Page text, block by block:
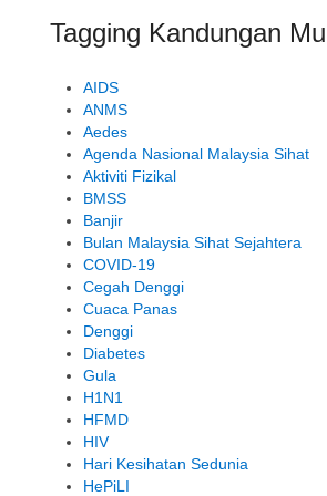
Tagging Kandungan
AIDS
ANMS
Aedes
Agenda Nasional Malaysia Sihat
Aktiviti Fizikal
BMSS
Banjir
Bulan Malaysia Sihat Sejahtera
COVID-19
Cegah Denggi
Cuaca Panas
Denggi
Diabetes
Gula
H1N1
HFMD
HIV
Hari Kesihatan Sedunia
HePiLI